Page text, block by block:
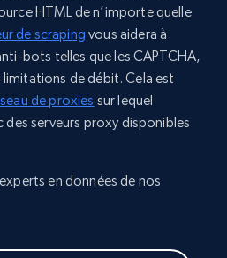
HTML de n’importe quelle
de scraping vous aidera à
bots telles que les CAPTCHA,
limitations de débit. Cela est
de proxies sur lequel
des serveurs proxy disponibles
en données de nos